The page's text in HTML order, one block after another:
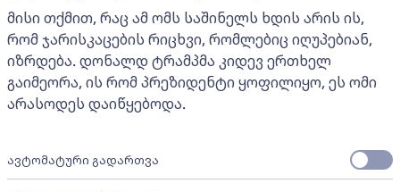
მისი თქმით, რაც ამ ომს საშინელს ხდის არის ის,
რომ ჯარისკაცების რიცხვი, რომლებიც იღუპებიან,
იზრდება. დონალდ ტრამპმა კიდევ ერთხელ
გაიმეორა, ის რომ პრეზიდენტი ყოფილიყო, ეს ომი
არასოდეს დაიწყებოდა.
ავტომატური გადართვა